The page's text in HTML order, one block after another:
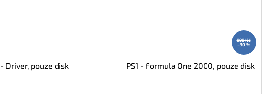
- Driver, pouze disk
999 Kč
–30 %
PS1 - Formula One 2000, pouze disk